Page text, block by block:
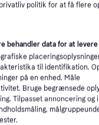
4.5(43)
pris·39 kr. fragt,4-5 dage
politik for at få flere
behandler data for at levere
til identifikation.
på en enhed. Måle
Bruge begrænsede
Tilpasset annoncering og